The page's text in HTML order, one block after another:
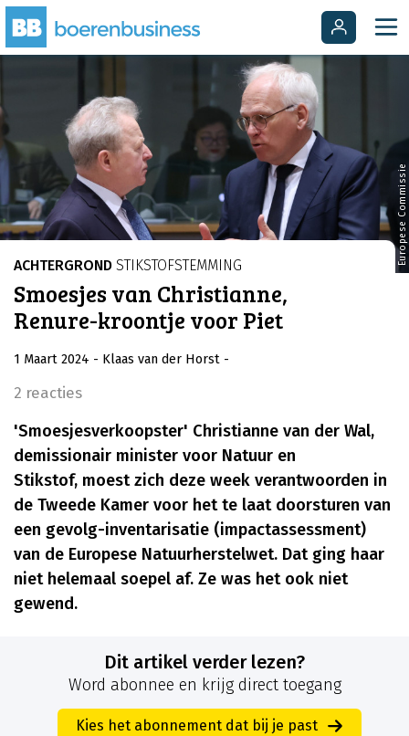
Europese Commissie
ACHTERGROND STIKSTOFSTEMMING
Smoesjes van Christianne,
Renure-kroontje voor Piet
1 Maart 2024 - Klaas van der Horst -
2 reacties
'Smoesjesverkoopster' Christianne van der Wal,
demissionair minister voor Natuur en
Stikstof, moest zich deze week verantwoorden in
de Tweede Kamer voor het te laat doorsturen van
een gevolg-inventarisatie (impactassessment)
van de Europese Natuurherstelwet. Dat ging haar
niet helemaal soepel af. Ze was het ook niet
gewend.
Dit artikel verder lezen?
Word abonnee en krijg direct toegang
Kies het abonnement dat bij je past